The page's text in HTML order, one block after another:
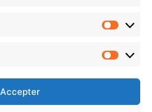
Accepter